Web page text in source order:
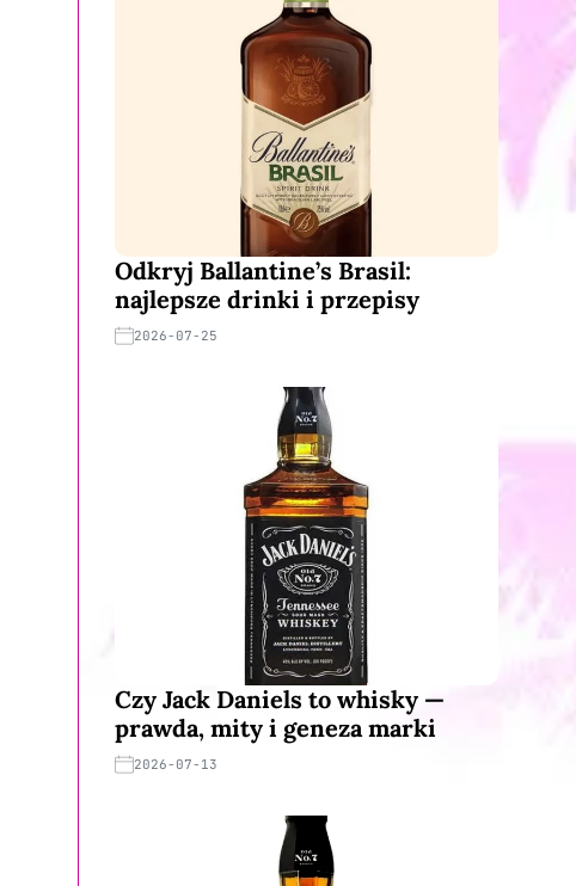
Odkryj Ballantine’s Brasil:
najlepsze drinki i przepisy
2026-07-25
Czy Jack Daniels to whisky —
prawda, mity i geneza marki
2026-07-13